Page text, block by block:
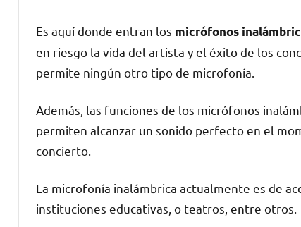
Es aquí donde entran los micrófonos
en riesgo la vida del artista y el éxito de los
permite ningún otro tipo de microfonía.
Además, las funciones de los micrófonos
permiten alcanzar un sonido perfecto en el
concierto.
La microfonía inalámbrica actualmente es de
instituciones educativas, o teatros, entre otros.